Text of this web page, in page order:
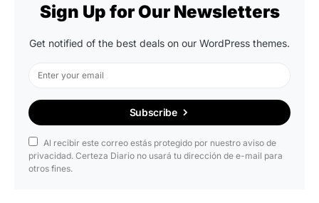
Sign Up for Our Newsletters
Get notified of the best deals on our WordPress themes.
Subscribe
Al recibir este correo estás protegido por nuestro aviso de
privacidad. Certeza Diario no usará tu dirección de e-mail para
otros fines.